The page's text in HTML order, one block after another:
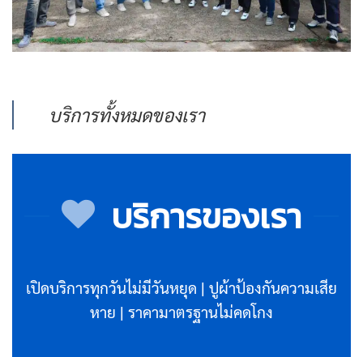
บริการทั้งหมดของเรา
บริการของเรา
เปิดบริการทุกวันไม่มีวันหยุด | ปูผ้าป้องกันความเสีย
หาย | ราคามาตรฐานไม่คดโกง